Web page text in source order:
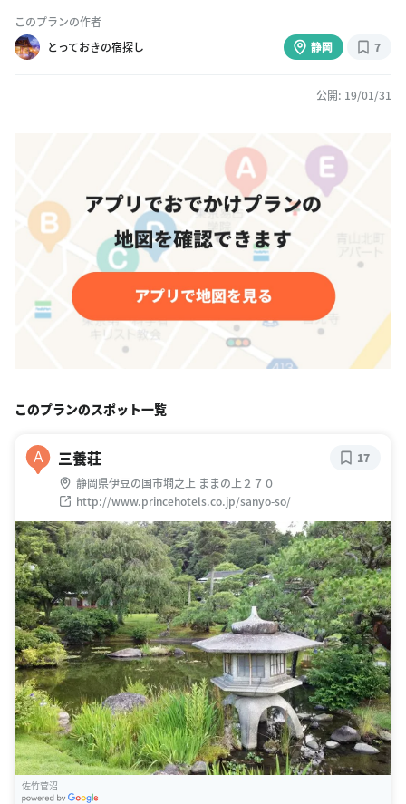
このプランの作者
とっておきの宿探し
静岡 7
公開: 19/01/31
このプランのスポット一覧
A 三養荘
静岡県伊豆の国市墹之上 ままの上２７０
http://www.princehotels.co.jp/sanyo-so/
17
佐竹菅沼